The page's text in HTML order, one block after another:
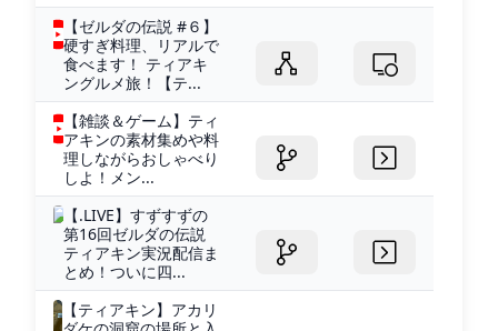
【ゼルダの伝説 #６】
硬すぎ料理、リアルで
食べます！ ティアキ
ングルメ旅！【テ...
【雑談＆ゲーム】ティ
アキンの素材集めや料
理しながらおしゃべり
しよ！メン...
【.LIVE】すずすずの
第16回ゼルダの伝説
ティアキン実況配信ま
とめ！ついに四...
【ティアキン】アカリ